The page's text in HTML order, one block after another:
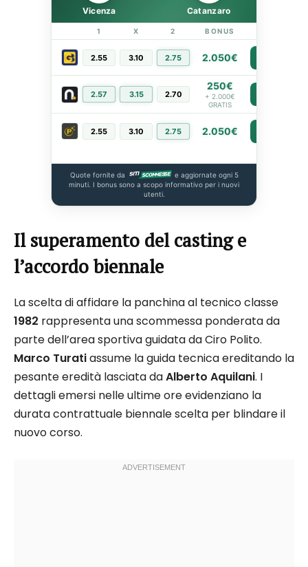
Vicenza Catanzaro
1 X 2 BONUS
2.55 3.10 2.75 2.050€
2.57 3.15 2.70
250€
+ 2.000€
GRATIS
2.55 3.10 2.75 2.050€
Quote fornite da
e aggiornate ogni 5
minuti. I bonus sono a scopo informativo per i nuovi
utenti.
Il superamento del casting e
l’accordo biennale
La scelta di affidare la panchina al tecnico classe
1982 rappresenta una scommessa ponderata da
parte dell’area sportiva guidata da Ciro Polito.
Marco Turatiassume la guida tecnica ereditando la
pesante eredità lasciata daAlberto Aquilani. I
dettagli emersi nelle ultime ore evidenziano la
durata contrattuale biennale scelta per blindare il
nuovo corso.